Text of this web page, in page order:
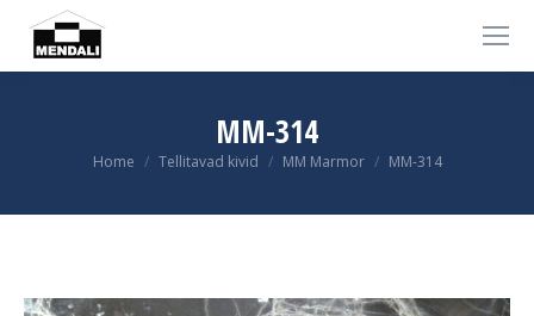
MM-314
You are here:
Home Tellitavad kivid MM Marmor MM-314